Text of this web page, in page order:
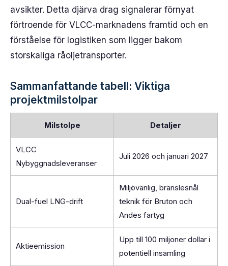
avsikter. Detta djärva drag signalerar förnyat
förtroende för VLCC-marknadens framtid och en
förståelse för logistiken som ligger bakom
storskaliga råoljetransporter.
Sammanfattande tabell: Viktiga
projektmilstolpar
Milstolpe Detaljer
VLCC
Nybyggnadsleveranser
Juli 2026 och januari 2027
Dual-fuel LNG-drift
Miljövänlig, bränslesnål
teknik för Bruton och
Andes fartyg
Aktieemission
Upp till 100 miljoner dollar i
potentiell insamling